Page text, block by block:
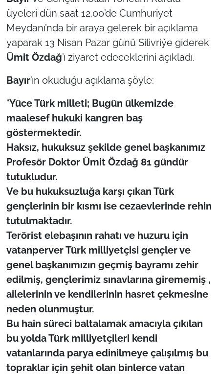
üyeleri dün saat 12.00’de Cumhuriyet
Meydanı’nda bir araya gelerek bir açıklama
yaparak 13 Nisan Pazar günü Silivriýe giderek
Ümit Özdağ’ı ziyaret edeceklerini açıkladı.
Bayır’ın okuduğu açıklama şöyle:
“Yüce Türk milleti; Bugün ülkemizde
maalesef hukuki kangren baş
göstermektedir.
Haksız, hukuksuz şekilde genel başkanımız
Profesör Doktor Ümit Özdağ 81 gündür
tutukludur.
Ve bu hukuksuzluğa karşı çıkan Türk
gençlerinin bir kısmı ise cezaevlerinde rehin
tutulmaktadır.
Terörist elebaşının rahatı ve huzuru için
vatanperver Türk milliyetçisi gençler ve
genel başkanımızın geçmiş bayramı zehir
edilmiş, gençlerimiz sınavlarına girememiş ,
ailelerinin ve kendilerinin hasret çekmesine
neden olunmuştur.
Bu hain süreci baltalamak amacıyla çıkılan
bu yolda Türk milliyetçileri kendi
vatanlarında parya edinilmeye çalışılmış bu
topraklar için şehit olan binlerce vatan
TÜRKİYE
Güvenlik
Genel
Politika
Flaş Haber
Dış Haberler
İş Dünyası
Bilim Teknoloji
English News
Canlı Maç
Finans
Genel-A
Gündem-Eğitim